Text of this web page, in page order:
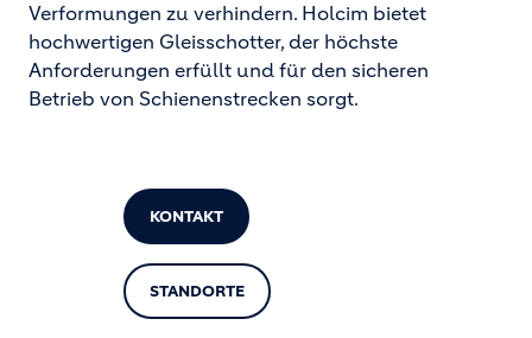
Verformungen zu verhindern. Holcim bietet
hochwertigen Gleisschotter, der höchste
Anforderungen erfüllt und für den sicheren
Betrieb von Schienenstrecken sorgt.
KONTAKT
STANDORTE